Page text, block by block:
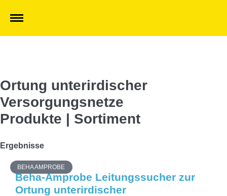
Ortung unterirdischer
Versorgungsnetze
Produkte | Sortiment
Ergebnisse
BEHA AMPROBE
Beha-Amprobe Leitungssucher zur
Ortung unterirdischer